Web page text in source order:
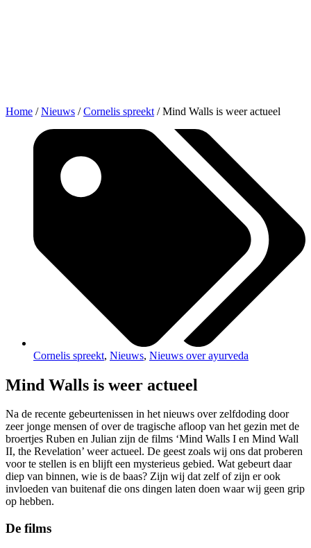
Home /Nieuws /Cornelis spreekt /Mind Walls is weer actueel
Cornelis spreekt, Nieuws, Nieuws over ayurveda
Mind Walls is weer actueel
Na de recente gebeurtenissen in het nieuws over zelfdoding door
zeer jonge mensen of over de tragische afloop van het gezin met de
broertjes Ruben en Julian zijn de films ‘Mind Walls I en Mind Wall
II, the Revelation’ weer actueel. De geest zoals wij ons dat proberen
voor te stellen is en blijft een mysterieus gebied. Wat gebeurt daar
diep van binnen, wie is de baas? Zijn wij dat zelf of zijn er ook
invloeden van buitenaf die ons dingen laten doen waar wij geen grip
op hebben.
De films